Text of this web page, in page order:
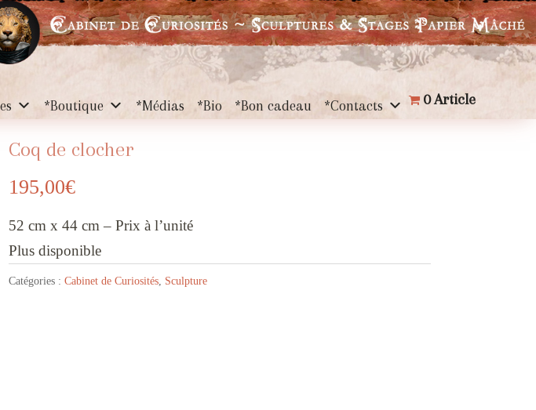
*Boutique *Médias *Bio *Bon cadeau *Contacts 0 Article
Coq de clocher
195,00€
52 cm x 44 cm – Prix à l’unité
Plus disponible
Catégories : Cabinet de Curiosités, Sculpture